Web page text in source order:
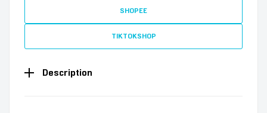
SHOPEE
TIKTOKSHOP
Description